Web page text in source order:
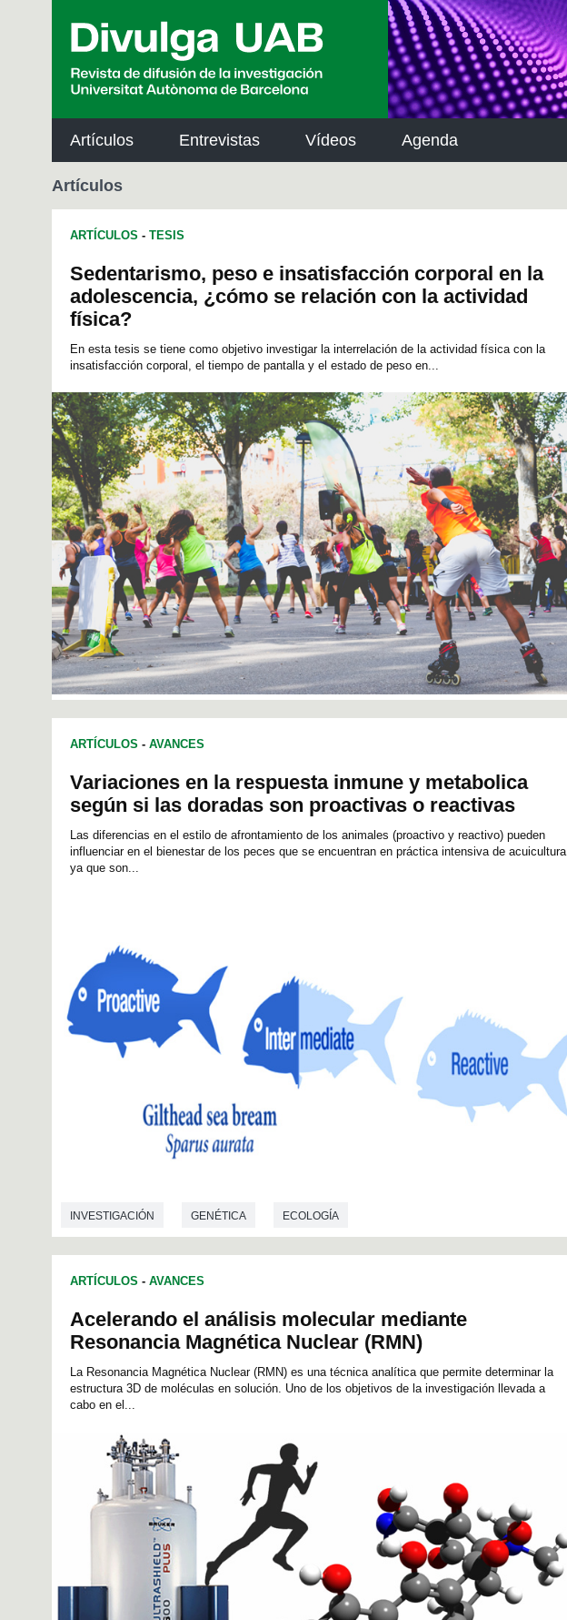
Artículos Entrevistas Vídeos Agenda
Artículos
ARTÍCULOS - TESIS
Sedentarismo, peso e insatisfacción corporal en la
adolescencia, ¿cómo se relación con la actividad
física?
En esta tesis se tiene como objetivo investigar la interrelación de la actividad física con la
insatisfacción corporal, el tiempo de pantalla y el estado de peso en...
ARTÍCULOS - AVANCES
Variaciones en la respuesta inmune y metabolica
según si las doradas son proactivas o reactivas
Las diferencias en el estilo de afrontamiento de los animales (proactivo y reactivo) pueden
influenciar en el bienestar de los peces que se encuentran en práctica intensiva de acuicultura
ya que son...
INVESTIGACIÓN GENÉTICA ECOLOGÍA
ARTÍCULOS - AVANCES
Acelerando el análisis molecular mediante
Resonancia Magnética Nuclear (RMN)
La Resonancia Magnética Nuclear (RMN) es una técnica analítica que permite determinar la
estructura 3D de moléculas en solución. Uno de los objetivos de la investigación llevada a
cabo en el...